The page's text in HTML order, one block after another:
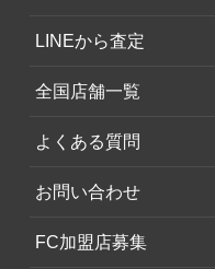
LINEから査定
全国店舗一覧
よくある質問
お問い合わせ
FC加盟店募集